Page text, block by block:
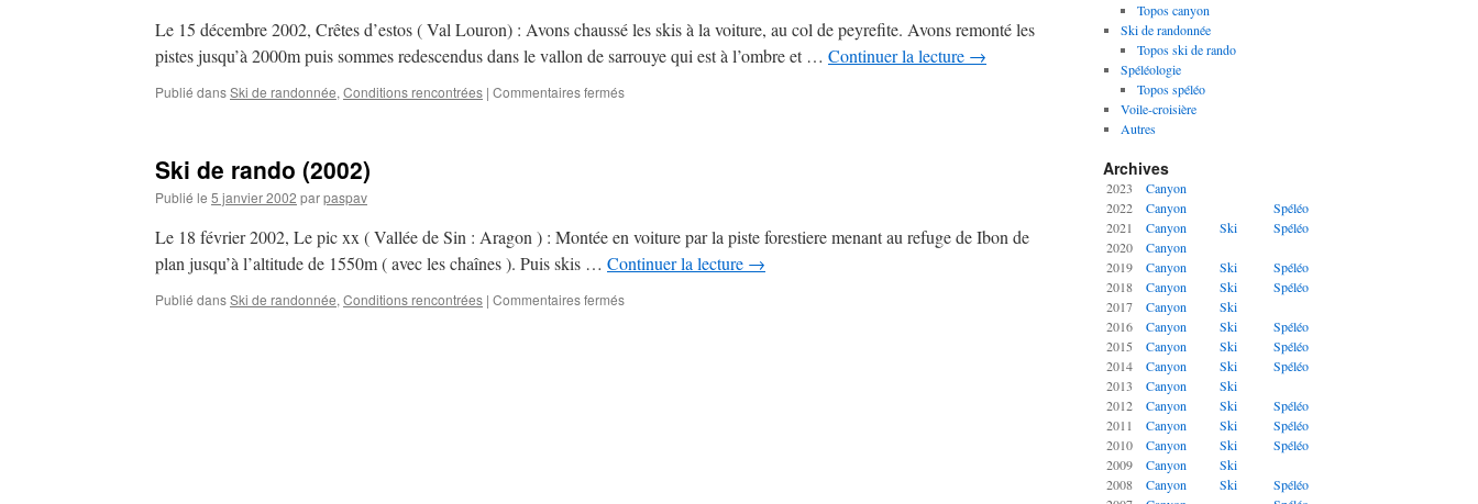
Le 15 décembre 2002, Crêtes d’estos ( Val Louron) : Avons chaussé les skis à la voiture, au col de peyrefite. Avons remonté les
pistes jusqu’à 2000m puis sommes redescendus dans le vallon de sarrouye qui est à l’ombre et … Continuer la lecture →
Publié dansSki de randonnée, Conditions rencontrées | Commentaires fermés
Ski de rando (2002)
Publié le 5 janvier 2002 parpaspav
Le 18 février 2002, Le pic xx ( Vallée de Sin : Aragon ) : Montée en voiture par la piste forestiere menant au refuge de Ibon de
plan jusqu’à l’altitude de 1550m ( avec les chaînes ). Puis skis … Continuer la lecture →
Publié dansSki de randonnée, Conditions rencontrées | Commentaires fermés
Topos canyon
Ski de randonnée
Topos ski de rando
Spéléologie
Topos spéléo
Voile-croisière
Autres
Archives
2023
Canyon
2022
Canyon
Spéléo
2021
Canyon Ski
Spéléo
2020
Canyon
2019
Canyon Ski
Spéléo
2018
Canyon Ski
Spéléo
2017
Canyon
Ski
2016
Canyon Ski
Spéléo
2015
Canyon Ski
Spéléo
2014
Canyon Ski
Spéléo
2013
Canyon
Ski
2012
Canyon Ski
Spéléo
2011
Canyon Ski
Spéléo
2010
Canyon Ski
Spéléo
2009
Canyon
Ski
2008
Canyon Ski
Spéléo